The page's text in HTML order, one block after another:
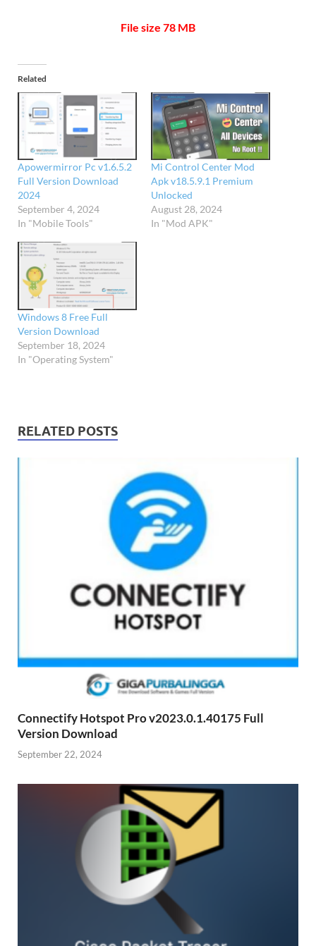
File size 78 MB
Related
Apowermirror Pc v1.6.5.2
Full Version Download
2024
September 4, 2024
In "Mobile Tools"
Mi Control Center Mod
Apk v18.5.9.1 Premium
Unlocked
August 28, 2024
In "Mod APK"
Windows 8 Free Full
Version Download
September 18, 2024
In "Operating System"
RELATED POSTS
Connectify Hotspot Pro v2023.0.1.40175 Full
Version Download
September 22, 2024